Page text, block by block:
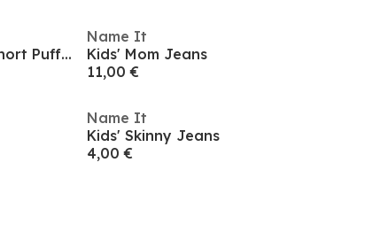
Kids' Monay Padded Hooded Short Puffer Jacket
Name It
Kids' Mom Jeans
11,00 €
Name It
Kids' Skinny Jeans
4,00 €